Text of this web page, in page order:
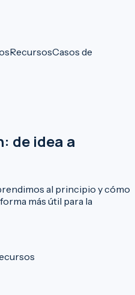
RecursosCasos de
de idea a
al principio y cómo
más útil para la